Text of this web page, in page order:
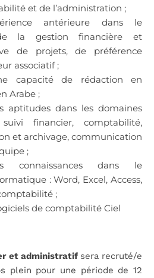
et de l’administration ;
antérieure dans le
la gestion financière et
de projets, de préférence
associatif ;
capacité de rédaction en
Arabe ;
aptitudes dans les domaines
financier, comptabilité,
et archivage, communication
;
connaissances dans le
: Word, Excel, Access,
;
de comptabilité Ciel
et administratif sera recruté/e
plein pour une période de 12